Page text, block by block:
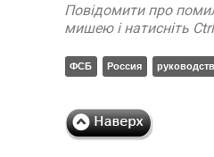
Повідомити про
мишею і натисніть
ФСБ Россия